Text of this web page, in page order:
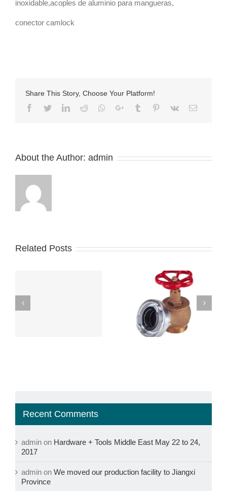
inoxidable,acoples de aluminio para mangueras,
conector camlock
Share This Story, Choose Your Platform!
Facebook
TwitterLinkedIn
Reddit Whatsapp
Google+Tumblr Pinterest
Vk Email
About the Author: admin
Related Posts
The Critical
Importance of
Inspection, Testing,
and Maintenance
Recent Comments
admin on Hardware + Tools Middle East May 22 to 24,
2017
admin on We moved our production facility to Jiangxi
Province